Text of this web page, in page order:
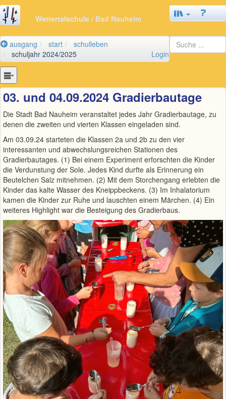
Wettertalschule / Bad Nauheim
ausgang start
schulleben
schuljahr 2024/2025
Login
03. und 04.09.2024 Gradierbautage
Die Stadt Bad Nauheim veranstaltet jedes Jahr Gradierbautage, zu
denen die zweiten und vierten Klassen eingeladen sind.
Am 03.09.24 starteten die Klassen 2a und 2b zu den vier
interessanten und abwechslungsreichen Stationen des
Gradierbautages. (1) Bei einem Experiment erforschten die Kinder
die Verdunstung der Sole. Jedes Kind durfte als Erinnerung ein
Beutelchen Salz mitnehmen. (2) Mit dem Storchengang erlebten die
Kinder das kalte Wasser des Kneippbeckens. (3) Im Inhalatorium
kamen die Kinder zur Ruhe und lauschten einem Märchen. (4) Ein
weiteres Highlight war die Besteigung des Gradierbaus.